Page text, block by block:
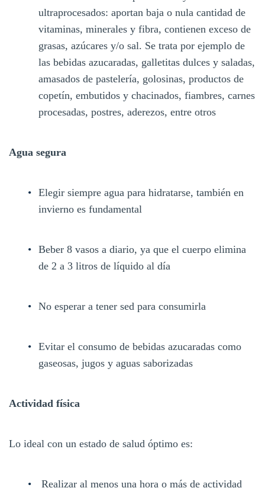
ultraprocesados: aportan baja o nula cantidad de
vitaminas, minerales y fibra, contienen exceso de
grasas, azúcares y/o sal. Se trata por ejemplo de
las bebidas azucaradas, galletitas dulces y saladas,
amasados de pastelería, golosinas, productos de
copetín, embutidos y chacinados, fiambres, carnes
procesadas, postres, aderezos, entre otros
Agua segura
Elegir siempre agua para hidratarse, también en
invierno es fundamental
Beber 8 vasos a diario, ya que el cuerpo elimina
de 2 a 3 litros de líquido al día
No esperar a tener sed para consumirla
Evitar el consumo de bebidas azucaradas como
gaseosas, jugos y aguas saborizadas
Actividad física
Lo ideal con un estado de salud óptimo es:
Realizar al menos una hora o más de actividad